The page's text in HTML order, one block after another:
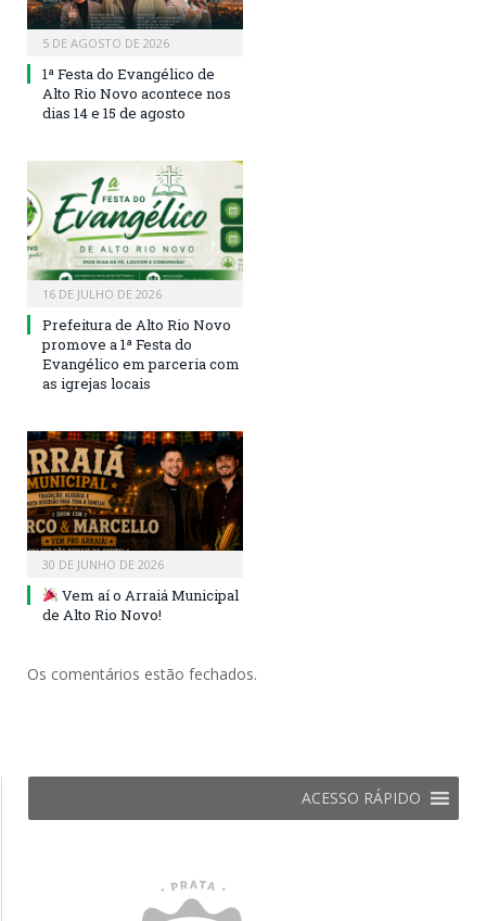
5 DE AGOSTO DE 2026
1ª Festa do Evangélico de
Alto Rio Novo acontece nos
dias 14 e 15 de agosto
16 DE JULHO DE 2026
Prefeitura de Alto Rio Novo
promove a 1ª Festa do
Evangélico em parceria com
as igrejas locais
30 DE JUNHO DE 2026
Vem aí o Arraiá Municipal
de Alto Rio Novo!
Os comentários estão fechados.
ACESSO RÁPIDO